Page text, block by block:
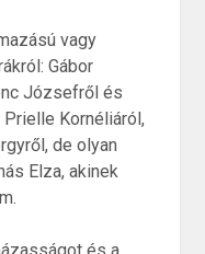
vagy
Gábor
Józsefről és
Kornéliáról,
de olyan
Elza, akinek